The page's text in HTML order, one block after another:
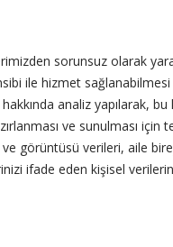
sorunsuz olarak
ile hizmet sağlanabilmesi
hakkında analiz
ve sunulması
görüntüsü verileri, aile
ifade eden kişisel